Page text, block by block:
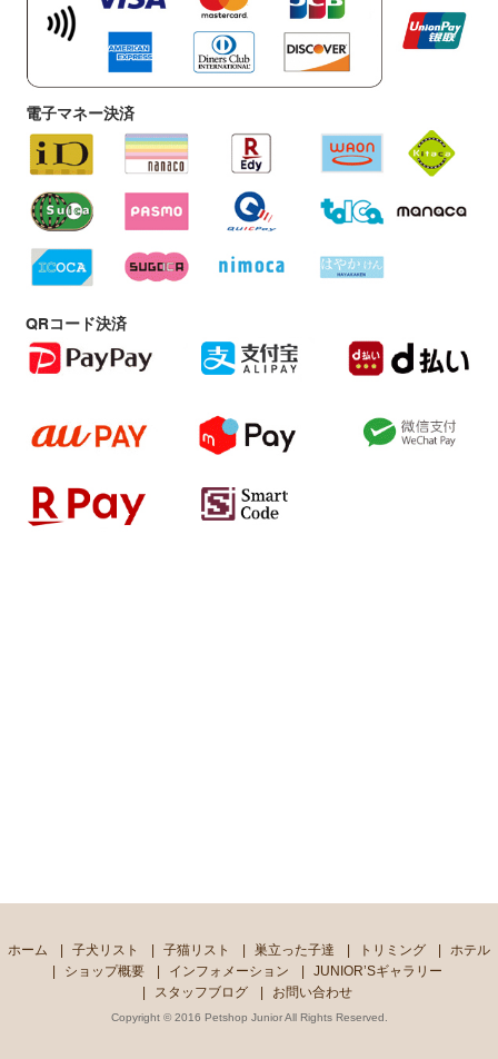
電子マネー決済
QRコード決済
ホーム 子犬リスト 子猫リスト 巣立った子達 トリミング
ホテル
ショップ概要
インフォメーション
JUNIOR’Sギャラリー
スタッフブログ
お問い合わせ
Copyright © 2016 Petshop Junior All Rights Reserved.